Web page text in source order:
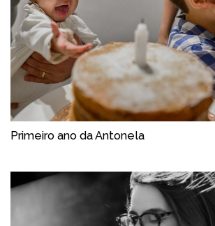
Primeiro ano da Antonela